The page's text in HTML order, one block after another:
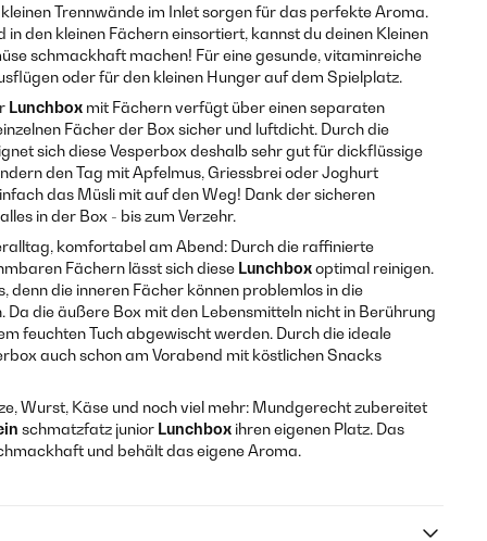
Trennwände im Inlet sorgen für das perfekte Aroma.
den kleinen Fächern einsortiert, kannst du deinen Kleinen
schmackhaft machen! Für eine gesunde, vitaminreiche
oder für den kleinen Hunger auf dem Spielplatz.
Lunchbox mit Fächern verfügt über einen separaten
Fächer der Box sicher und luftdicht. Durch die
sich diese Vesperbox deshalb sehr gut für dickflüssige
den Tag mit Apfelmus, Griessbrei oder Joghurt
das Müsli mit auf den Weg! Dank der sicheren
in der Box - bis zum Verzehr.
komfortabel am Abend: Durch die raffinierte
Fächern lässt sich diese Lunchboxoptimal reinigen.
denn die inneren Fächer können problemlos in die
die äußere Box mit den Lebensmitteln nicht in Berührung
feuchten Tuch abgewischt werden. Durch die ideale
auch schon am Vorabend mit köstlichen Snacks
Wurst, Käse und noch viel mehr: Mundgerecht zubereitet
schmatzfatz junior Lunchbox ihren eigenen Platz. Das
und behält das eigene Aroma.